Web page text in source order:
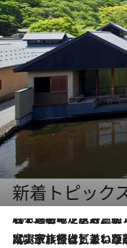
新着トピック
2026.8.7
【トンボの足水浴】ヒノキの香りに包まれて涼感マックス！約13℃の湧水かけ流しを避暑地「星野温泉 トンボの湯」で体験
2026.7.31
【ホテル帰省】という選択肢をOMOが提案。家族とほどよい距離を保